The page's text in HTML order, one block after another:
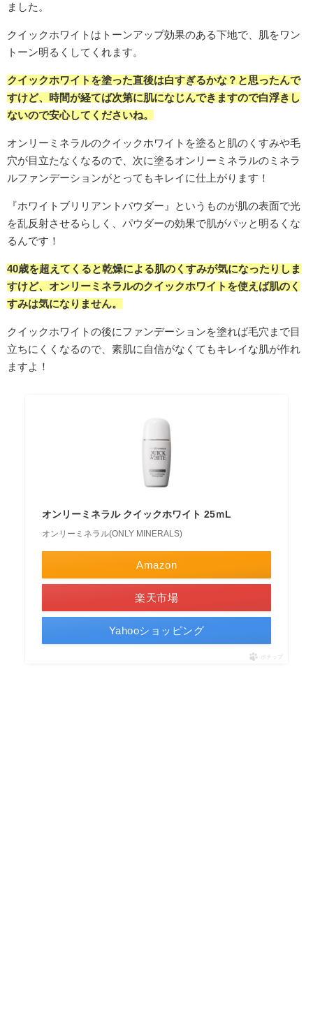
ました。
クイックホワイトはトーンアップ効果のある下地で、肌をワン
トーン明るくしてくれます。
クイックホワイトを塗った直後は白すぎるかな？と思ったんで
すけど、時間が経てば次第に肌になじんできますので白浮きし
ないので安心してくださいね。
オンリーミネラルのクイックホワイトを塗ると肌のくすみや毛
穴が目立たなくなるので、次に塗るオンリーミネラルのミネラ
ルファンデーションがとってもキレイに仕上がります！
『ホワイトブリリアントパウダー』というものが肌の表面で光
を乱反射させるらしく、パウダーの効果で肌がパッと明るくな
るんです！
40歳を超えてくると乾燥による肌のくすみが気になったりしま
すけど、オンリーミネラルのクイックホワイトを使えば肌のく
すみは気になりません。
クイックホワイトの後にファンデーションを塗れば毛穴まで目
立ちにくくなるので、素肌に自信がなくてもキレイな肌が作れ
ますよ！
オンリーミネラル クイックホワイト 25ｍL
オンリーミネラル(ONLY MINERALS)
Amazon
楽天市場
Yahooショッピング
ポチップ